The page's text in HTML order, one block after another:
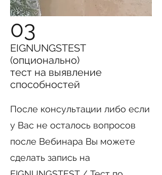
03
EIGNUNGSTEST
(опционально)
тест на выявление
способностей
После консультации либо если
у Вас не осталось вопросов
после Вебинара Вы можете
сделать запись на